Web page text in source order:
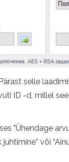
selle
ID -d, millel
"Ühendage
või